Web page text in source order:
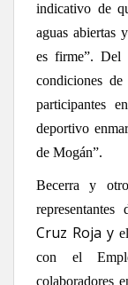
indicativo de
aguas abiertas
es firme”. Del
condiciones
participantes
deportivo
de Mogán”.
Becerra y
representantes
Cruz Roja y
con el
colaboradores